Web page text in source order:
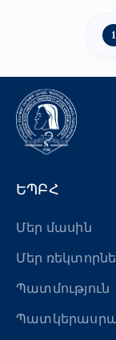
1
ԵՊԲՀ
Մեր մասին
Մեր
Պատմություն